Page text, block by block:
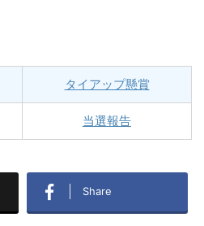
タイアップ懸賞
当選報告
Share